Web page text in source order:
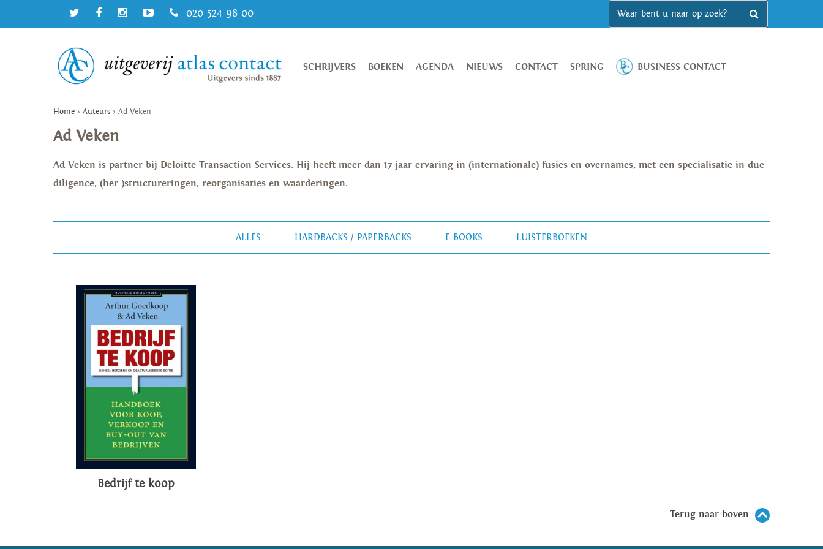
020 524 98 00
SCHRIJVERS BOEKEN AGENDA NIEUWS CONTACT SPRING BUSINESS CONTACT
Home > Auteurs > Ad Veken
Ad Veken
Ad Veken is partner bij Deloitte Transaction Services. Hij heeft meer dan 17 jaar ervaring in (internationale) fusies en overnames, met een specialisatie in due
diligence, (her-)structureringen, reorganisaties en waarderingen.
ALLES HARDBACKS / PAPERBACKS E-BOOKS LUISTERBOEKEN
Bedrijf te koop
Terug naar boven